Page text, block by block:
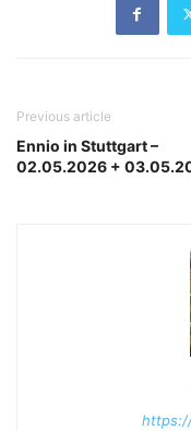
Previous article
Ennio in Stuttgart –
02.05.2026 +